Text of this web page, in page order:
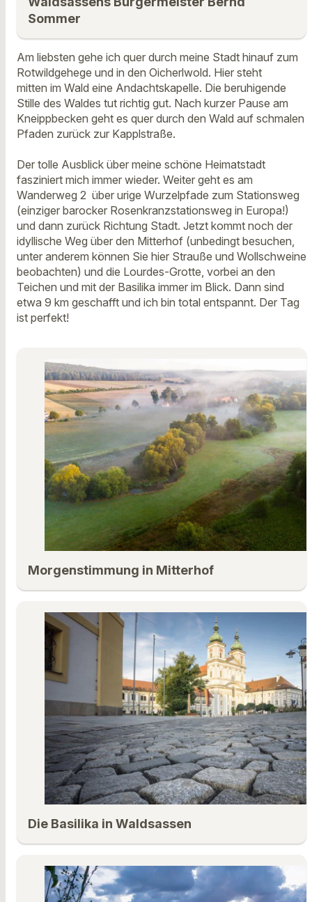
Sommer
Am liebsten gehe ich quer durch meine Stadt hinauf zum
Rotwildgehege und in den Oicherlwold. Hier steht
mitten im Wald eine Andachtskapelle. Die beruhigende
Stille des Waldes tut richtig gut. Nach kurzer Pause am
Kneippbecken geht es quer durch den Wald auf schmalen
Pfaden zurück zur Kapplstraße.
Der tolle Ausblick über meine schöne Heimatstadt
fasziniert mich immer wieder. Weiter geht es am
Wanderweg 2 über urige Wurzelpfade zum Stationsweg
(einziger barocker Rosenkranzstationsweg in Europa!)
und dann zurück Richtung Stadt. Jetzt kommt noch der
idyllische Weg über den Mitterhof (unbedingt besuchen,
unter anderem können Sie hier Strauße und Wollschweine
beobachten) und die Lourdes-Grotte, vorbei an den
Teichen und mit der Basilika immer im Blick. Dann sind
etwa 9 km geschafft und ich bin total entspannt. Der Tag
ist perfekt!
Morgenstimmung in Mitterhof
Die Basilika in Waldsassen